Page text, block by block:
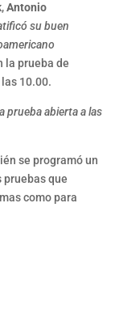
Antonio
su buen
la prueba de
10.00.
prueba abierta a las
se programó un
pruebas que
como para